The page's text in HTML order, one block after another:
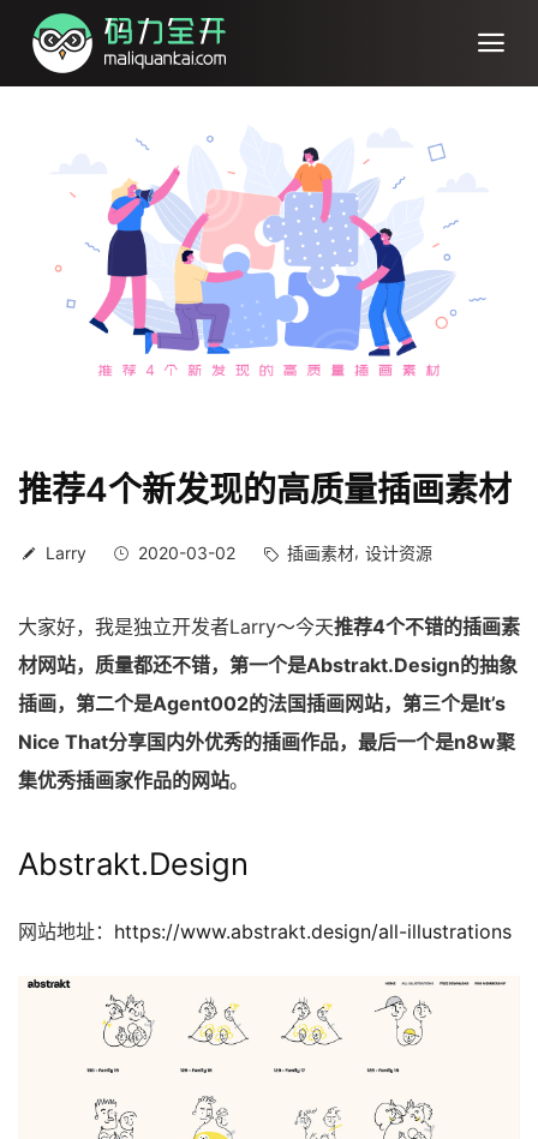
推荐4个新发现的高质量插画素材
Larry 2020-03-02 插画素材 设计资源
大家好，我是独立开发者Larry～今天推荐4个不错的插画素
材网站，质量都还不错，第一个是Abstrakt.Design的抽象
插画，第二个是Agent002的法国插画网站，第三个是It’s
Nice That分享国内外优秀的插画作品，最后一个是n8w聚
集优秀插画家作品的网站。
Abstrakt.Design
网站地址： https://www.abstrakt.design/all-illustrations